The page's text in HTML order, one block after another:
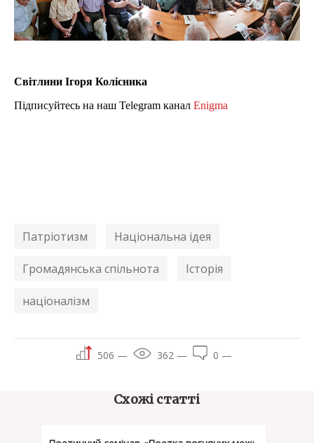
Світлини Ігоря Колісника
Підписуйтесь на наш Telegram канал Enigma
Патріотизм Національна ідея
Громадянська спільнота Історія
націоналізм
506 — 362 — 0 —
Схожі статті